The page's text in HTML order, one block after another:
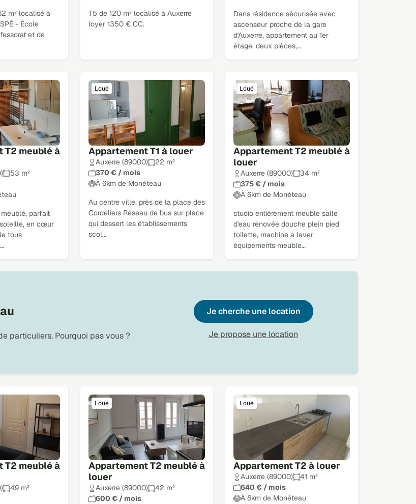
m² localisé à
- École
et de
T5 de 120 m² localisé à Auxerre
loyer 1350 € CC.
Dans résidence sécurisée avec
ascenseur proche de la gare
d'Auxerre, appartement au 1er
étage, deux pièces,…
T2 meublé à
53 m²
parfait
en cœur
tous
Appartement T1 à louer
Loué
Auxerre (89000)
22 m²
370 € / mois
À 6km de Monéteau
Au centre ville, près de la place des
Cordeliers Réseau de bus sur place
qui dessert les établissements
scol…
Appartement T2 meublé à
louer
Loué
Auxerre (89000)
34 m²
375 € / mois
À 6km de Monéteau
studio entièrement meuble salle
d'eau rénovée douche plein pied
toilette, machine a laver
équipements meuble…
T2 meublé à
49 m²
Appartement T2 meublé à
louer
Loué
Auxerre (89000)
42 m²
600 € / mois
Appartement T2 à louer
Loué
Auxerre (89000)
41 m²
540 € / mois
À 6km de Monéteau
particuliers. Pourquoi pas vous ?
Je cherche une location
Je propose une location